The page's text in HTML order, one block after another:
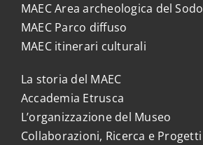
MAEC Area archeologica del Sodo
MAEC Parco diffuso
MAEC itinerari culturali
La storia del MAEC
Accademia Etrusca
L’organizzazione del Museo
Collaborazioni, Ricerca e Progetti